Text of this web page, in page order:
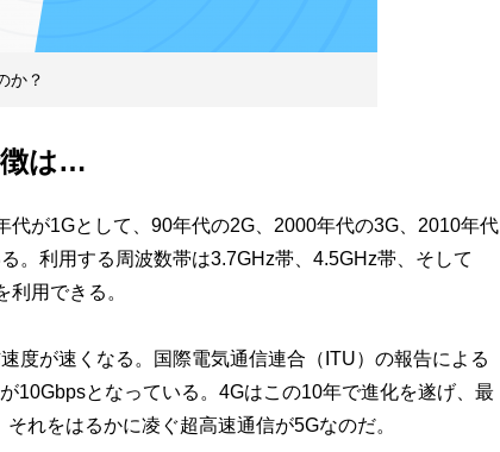
か？
は…
が1Gとして、90年代の2G、2000年代の3G、2010年代
。利用する周波数帯は3.7GHz帯、4.5GHz帯、そして
用できる。
度が速くなる。国際電気通信連合（ITU）の報告による
10Gbpsとなっている。4Gはこの10年で進化を遂げ、最
れをはるかに凌ぐ超高速通信が5Gなのだ。